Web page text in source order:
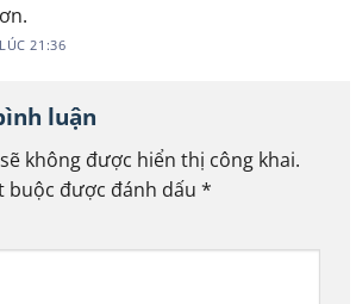
21:36
luận
không được hiển thị công khai.
buộc được đánh dấu *